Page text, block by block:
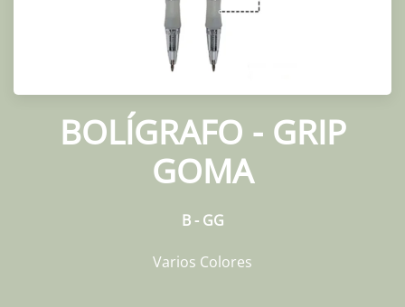
BOLÍGRAFO - GRIP
GOMA
B - GG
Varios Colores